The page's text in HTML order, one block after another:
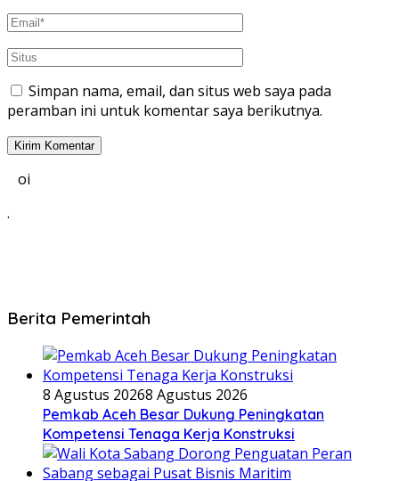
Simpan nama, email, dan situs web saya pada
peramban ini untuk komentar saya berikutnya.
oi
.
Berita Pemerintah
8 Agustus 20268 Agustus 2026
Pemkab Aceh Besar Dukung Peningkatan
Kompetensi Tenaga Kerja Konstruksi